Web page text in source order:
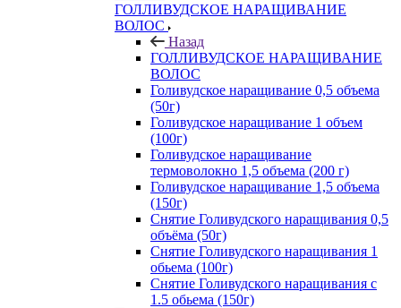
ГОЛЛИВУДСКОЕ НАРАЩИВАНИЕ
ВОЛОС
Назад
ГОЛЛИВУДСКОЕ НАРАЩИВАНИЕ
ВОЛОС
Голивудское наращивание 0,5 объема
(50г)
Голивудское наращивание 1 объем
(100г)
Голивудское наращивание
термоволокно 1,5 объема (200 г)
Голивудское наращивание 1,5 объема
(150г)
Снятие Голивудского наращивания 0,5
объёма (50г)
Снятие Голивудского наращивания 1
обьема (100г)
Снятие Голивудского наращивания с
1.5 обьема (150г)